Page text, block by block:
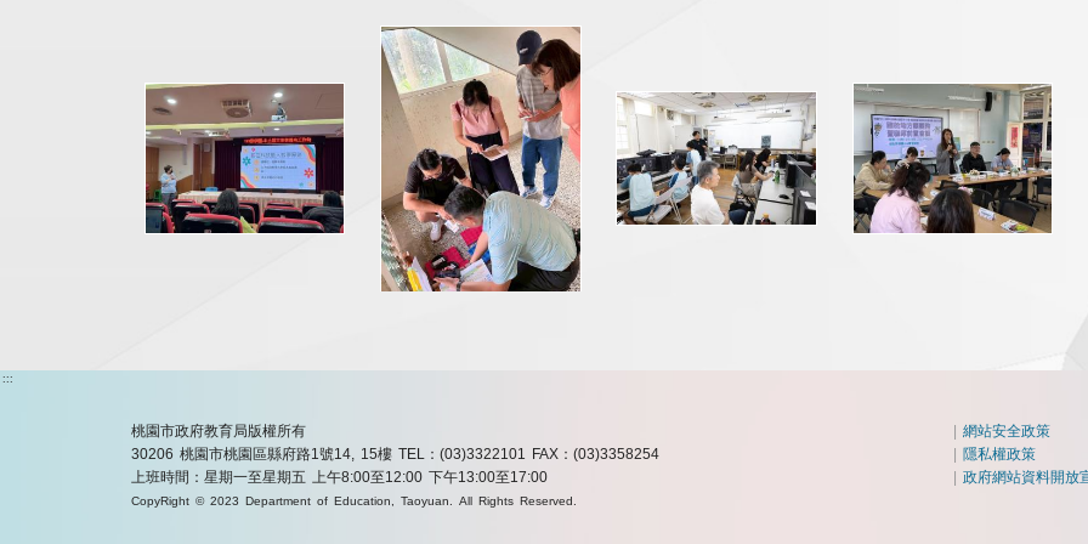
:::
桃園市政府教育局版權所有
30206 桃園市桃園區縣府路1號14, 15樓 TEL：(03)3322101
FAX：(03)3358254
上班時間：星期一至星期五 上午8:00至12:00 下午13:00至17:00
CopyRight © 2023 Department of Education, Taoyuan. All Rights Reserved.
|網站安全政策
|隱私權政策
|政府網站資料開放